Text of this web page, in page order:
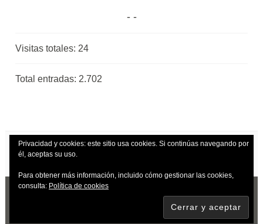
Visitas totales: 24
Total entradas: 2.702
Privacidad y cookies: este sitio usa cookies. Si continúas navegando por
él, aceptas su uso.
Para obtener más información, incluido cómo gestionar las cookies,
consulta: Política de cookies
| TEMA: DARA
AUTOMATTIC.